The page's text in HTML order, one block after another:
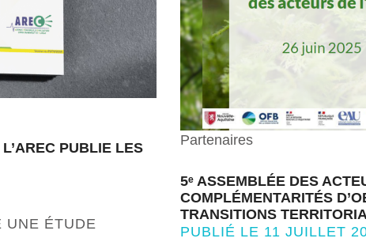
PUBLIE LES
UNE ÉTUDE
Partenaires
5ᵉ ASSEMBLÉE DES
COMPLÉMENTARITÉS
TRANSITIONS
PUBLIÉ LE 11 JUILLET